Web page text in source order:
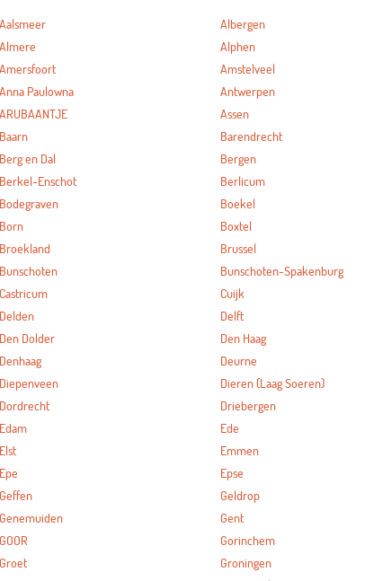
Aalsmeer Albergen
Almere Alphen
Amersfoort Amstelveel
Anna Paulowna Antwerpen
ARUBAANTJE Assen
Baarn Barendrecht
Berg en Dal Bergen
Berkel-Enschot Berlicum
Bodegraven Boekel
Born Boxtel
Broekland Brussel
Bunschoten Bunschoten-Spakenburg
Castricum Cuijk
Delden Delft
Den Dolder Den Haag
Denhaag Deurne
Diepenveen Dieren (Laag Soeren)
Dordrecht Driebergen
Edam Ede
Elst Emmen
Epe Epse
Geffen Geldrop
Genemuiden Gent
GOOR Gorinchem
Groet Groningen